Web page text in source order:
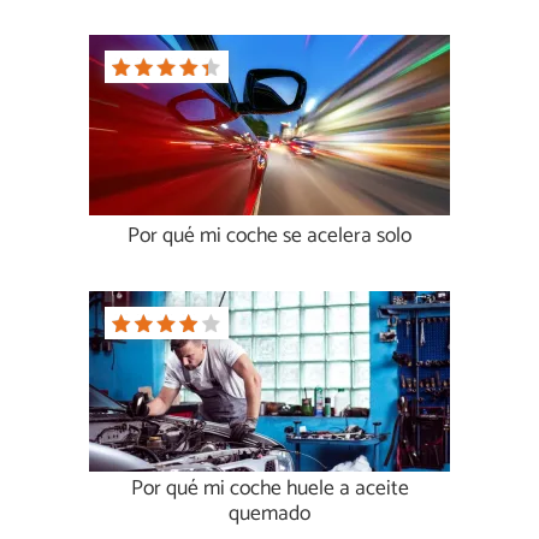
Por qué mi coche se acelera solo
Por qué mi coche huele a aceite
quemado